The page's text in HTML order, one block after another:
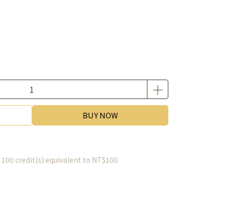
BUY NOW
100 credit(s) equivalent to NT$100